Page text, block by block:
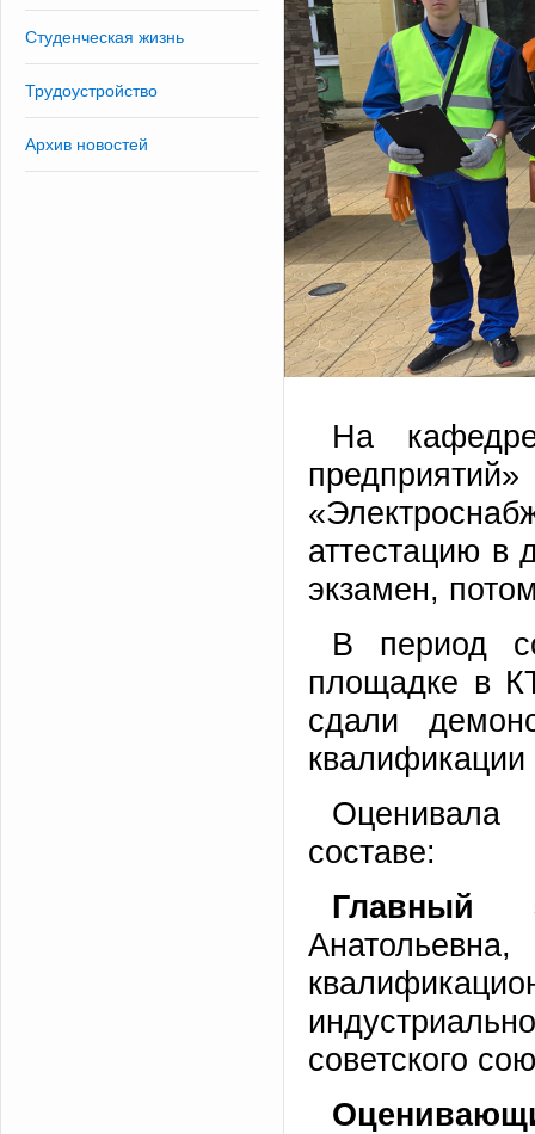
Студенческая жизнь
Трудоустройство
Архив новостей
На
аттестацию в
экзамен,
В период
площадке в
сдали
составе:
Главный
советского